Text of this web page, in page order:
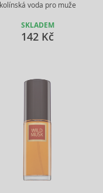
kolínská voda pro muže
SKLADEM
142 Kč